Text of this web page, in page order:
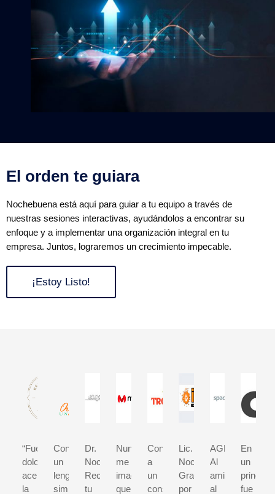
El orden te guiara
Nochebuena está aquí para guiar a tu equipo a través de
nuestras sesiones interactivas, ayudándolos a encontrar su
enfoque y a implementar una organización integral en tu
empresa. Juntos, lograremos un crecimiento impecable.
¡Estoy Listo!
“Fue
doloroso
aceptar
la
Con
un
lenguaje
simple
Dr.
Nochebuena
Reconocemos
tu
Nunca
me
imaginé
que
Contratar
a
un
consultor
Lic.
Nochebuena
Gracias
por
Al
amigo,
al
En
un
principio
fue